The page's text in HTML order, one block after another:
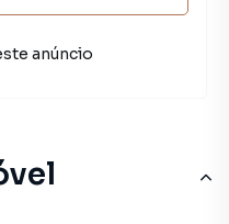
anúncio